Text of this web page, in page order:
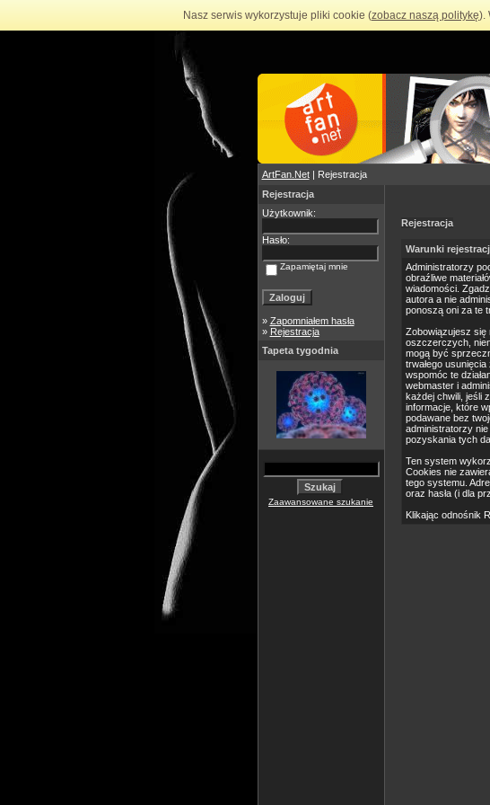
Nasz serwis wykorzystuje pliki cookie (zobacz naszą politykę).
ArtFan.Net| Rejestracja
Rejestracja
Użytkownik:
Hasło:
Zapamiętaj mnie
» Zapomniałem hasła
» Rejestracja
Tapeta tygodnia
Zaawansowane szukanie
Rejestracja
Warunki
Administratorzy
obraźliwe
wiadomości.
autora a nie
ponoszą oni za te
Zobowiązujesz się
oszczerczych,
mogą być
trwałego
wspomóc te
webmaster i
każdej chwili, jeśli
informacje, które
podawane bez
administratorzy
pozyskania tych
Ten system
Cookies nie
tego systemu.
oraz hasła (i dla
Klikając odnośnik